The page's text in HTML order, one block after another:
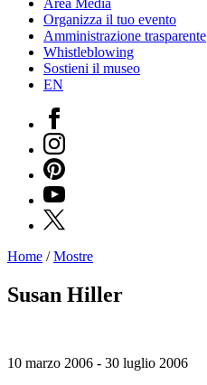
Organizza il tuo evento
Amministrazione trasparente
Whistleblowing
Sostieni il museo
EN
Facebook
Instagram
Pinterest
YouTube
X
Mostre
Eventi
Cosmo
Home /Mostre
Susan Hiller
10 marzo 2006 - 30 luglio 2006